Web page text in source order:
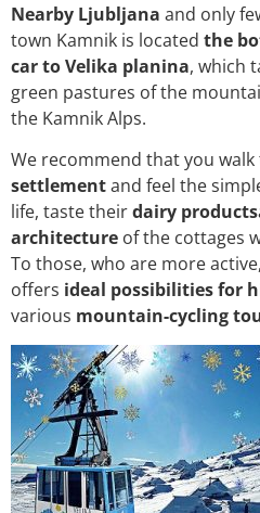
Nearby Ljubljana and only
town Kamnik is located the
car to Velika planina, which
green pastures of the
the Kamnik Alps.
We recommend that you walk
settlementand feel the
life, taste theirdairy products
architecture of the cottages
To those, who are more
offers ideal possibilities for
various mountain-cycling